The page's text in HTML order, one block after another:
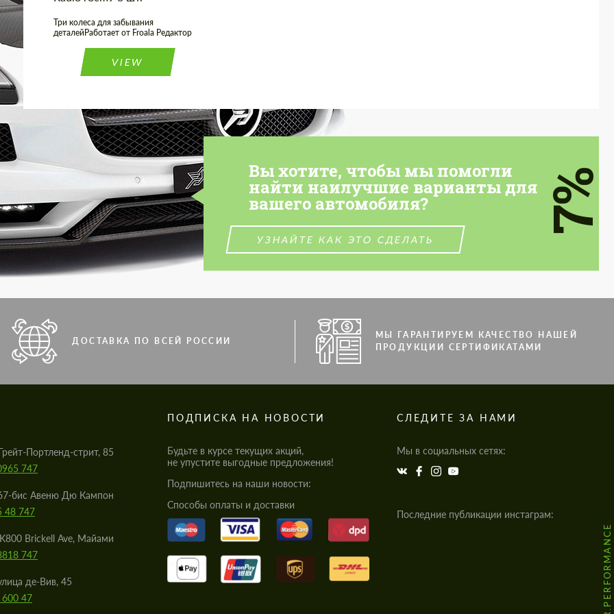
Три колеса для забывания
деталейРаботает от Froala Редактор
VIEW
Вы хотите, чтобы мы помогли
найти наилучшие варианты для
вашего автомобиля?
УЗНАЙТЕ КАК ЭТО СДЕЛАТЬ
7%
ДОСТАВКА ПО ВСЕЙ РОССИИ
МЫ ГАРАНТИРУЕМ КАЧЕСТВО НАШЕЙ
ПРОДУКЦИИ СЕРТИФИКАТАМИ
Портленд-стрит, 85
747
бис Авеню Дю Кампон
48 747
Brickell Ave, Майами
747
де-Вив, 45
47
ПОДПИСКА НА НОВОСТИ
Будьте в курсе текущих акций,
не упустите выгодные предложения!
Подпишитесь на наши новости:
Cпособы оплаты и доставки
СЛЕДИТЕ ЗА НАМИ
Мы в социальных сетях:
Последние публикации инстаграм: